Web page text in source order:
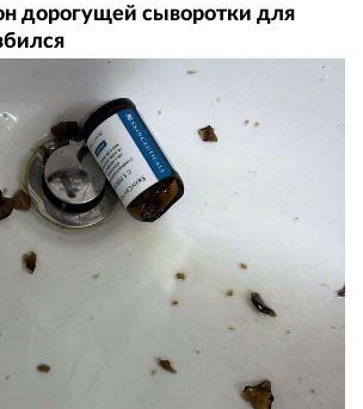
дорогущей сыворотки для